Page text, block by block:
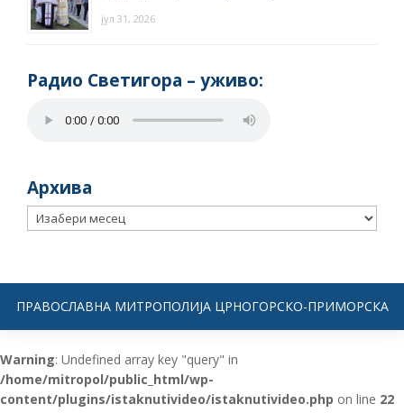
јул 31, 2026
Радио Светигора – yживо:
Архива
Архива
ПРАВОСЛАВНА МИТРОПОЛИЈА ЦРНОГОРСКО-ПРИМОРСКА
Warning: Undefined array key "query" in
/home/mitropol/public_html/wp-
content/plugins/istaknutivideo/istaknutivideo.php on line 22